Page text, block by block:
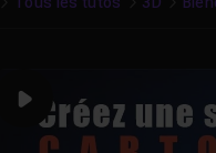
Play